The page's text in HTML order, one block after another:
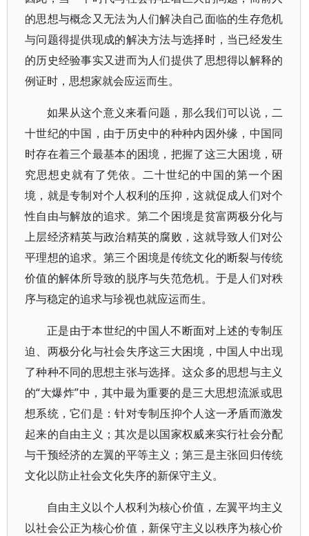
的思想与概念又无法为人们解决自己面临的生存危机
与问题得提供现成的解决方法与选择时，当已经发生
的历史经验事实又进而为人们提供了思想得以解释的
例证时，思想家就会应运而生。
如果从这个意义来看问题，那么我们可以说，二
十世纪的中国，由于历史中的种种内因外缘，中国同
时存在着三个最基本的困境，把握了这三大困境，研
究思想史就有了凭依。二十世纪的中国的第一个困
境，就是专制对个人权利的压抑，这就促成人们对个
性自由与解放的追求。第二个困境是贫富两极分化与
上层经济精英与政治精英的腐败，这就导致人们对公
平理想的追求。第三个困境是传统文化的断裂与传统
价值的解体所导致的脱序与失范危机。于是人们对秩
序与稳定的追求与珍视也就应运而生。
正是由于本世纪的中国人不断面对上述的专制压
迫、两极分化与社会失序这三大困境，中国人中出现
了种种不同的思想主张与选择。这众多的思想与主义
的“大爆炸”中，其中最为重要的是三大思想流派或思
想系统，它们是：针对专制压抑个人这一矛盾而激发
起来的自由主义；其次是以国家权威来实行社会分配
与干预经济的左翼的平等主义；第三是主张回归传统
文化以防止社会文化失序的新保守主义。
自由主义以个人权利为核心价值，左翼平均主义
以社会公正为核心价值，新保守主义以秩序为核心价